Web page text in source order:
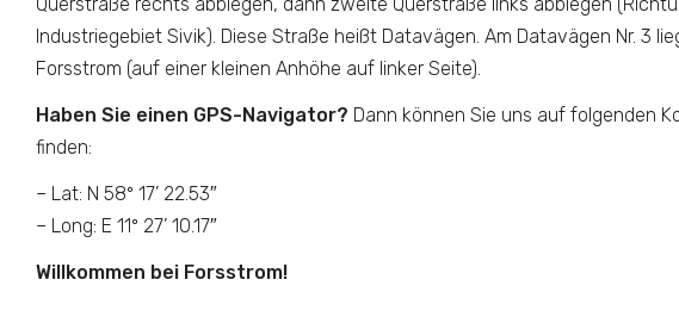
Industriegebiet Sivik). Diese Straße heißt Datavägen. Am Datavägen Nr. 3
Forsstrom (auf einer kleinen Anhöhe auf linker Seite).
Haben Sie einen GPS-Navigator? Dann können Sie uns auf folgenden
finden:
– Lat: N 58º 17’ 22.53″
– Long: E 11º 27’ 10.17″
Willkommen bei Forsstrom!